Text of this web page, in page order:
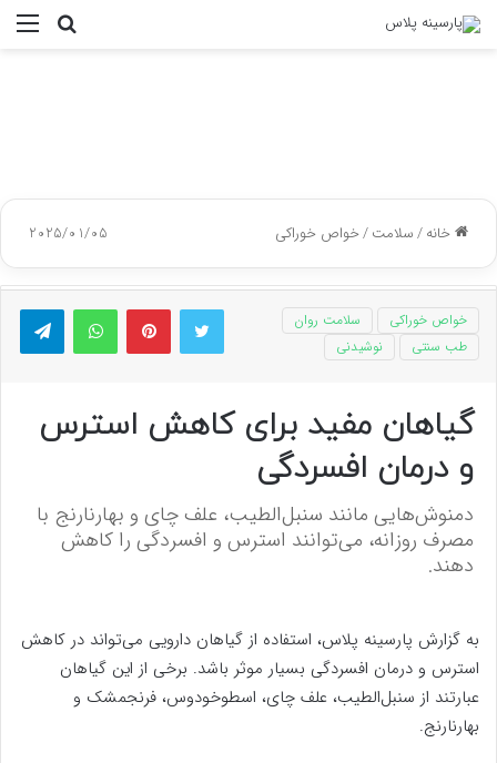
جستجو
خانه/سلامت/خواص خوراکی 2025/01/05
توییتر پینتریستواتس آپ
خواص خوراکی
سلامت روان
طب سنتی
نوشیدنی
گیاهان مفید برای کاهش استرس
و درمان افسردگی
دمنوش‌هایی مانند سنبل‌الطیب، علف چای و بهارنارنج با
مصرف روزانه، می‌توانند استرس و افسردگی را کاهش
دهند.
به گزارش پارسینه پلاس، استفاده از گیاهان دارویی می‌تواند در کاهش
استرس و درمان افسردگی بسیار موثر باشد. برخی از این گیاهان
عبارتند از سنبل‌الطیب، علف چای، اسطوخودوس، فرنجمشک و
بهارنارنج.